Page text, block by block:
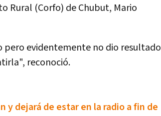
Rural (Corfo) de Chubut, Mario
pero evidentemente no dio resultado
reconoció.
y dejará de estar en la radio a fin de